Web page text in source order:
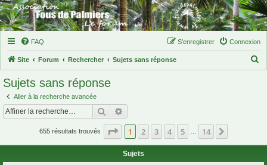
FAQ Connexion
S’enregistrer
Site Forum Rechercher Sujets sans réponse
c
Sujets sans réponse
Aller à la recherche avancée
Rechercher
655 résultats trouvés Page 1sur14
1 2 3 4 5 14
Sujets